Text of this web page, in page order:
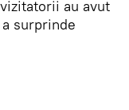
au avut
surprinde